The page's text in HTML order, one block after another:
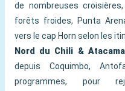
de nombreuses
forêts froides, Punta
vers le cap Horn selon les
Nord du Chili & Atacama
depuis Coquimbo,
programmes, pour